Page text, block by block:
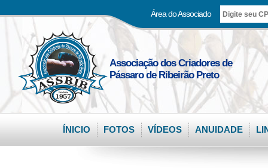
Área do Associado
Associação dos Criadores de
Pássaro de Ribeirão Preto
ÍNICIO FOTOS VÍDEOS ANUIDADE